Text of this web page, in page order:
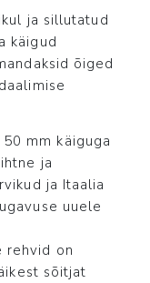
ja sillutatud
käigud
õiged
mm käiguga
ja
ja Itaalia
uuele
rehvid on
sõitjat